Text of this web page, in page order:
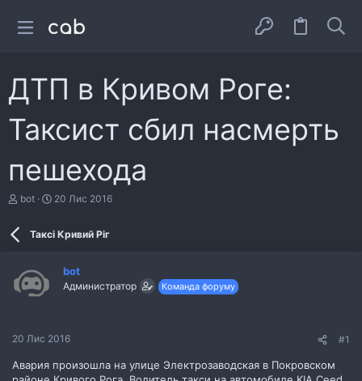
ДТП в Кривом Роге:
Таксист сбил насмерть
пешехода
А
е
м
bot
Д
а
н
20 Лис 2016
Таксі Кривий Ріг
bot
Администратор Команда форуму
20 Лис 2016 #1
Авария произошла на улице Электрозаводская в Покровском